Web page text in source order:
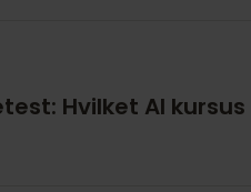
Hvilket AI